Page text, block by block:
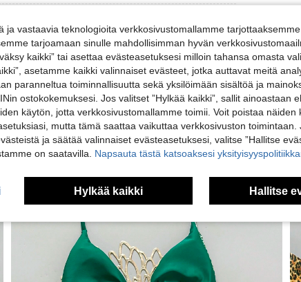
ja vastaavia teknologioita verkkosivustomallamme
tarjoamaan sinulle mahdollisimman hyvän
kaikki” tai asettaa evästeasetuksesi milloin tahansa omasta
asetamme kaikki valinnaiset evästeet, jotka auttavat meitä
paranneltua toiminnallisuutta sekä yksilöimään sisältöä ja
ostokokemuksesi. Jos valitset ”Hylkää kaikki”, sallit ainoastaan
käytön, jotta verkkosivustomallamme toimii. Voit poistaa näiden
mutta tämä saattaa vaikuttaa verkkosivuston toimintaan.
ja säätää valinnaiset evästeasetuksesi, valitse ”Hallitse
on saatavilla. Napsauta tästä katsoaksesi
Hylkää kaikki Hallitse